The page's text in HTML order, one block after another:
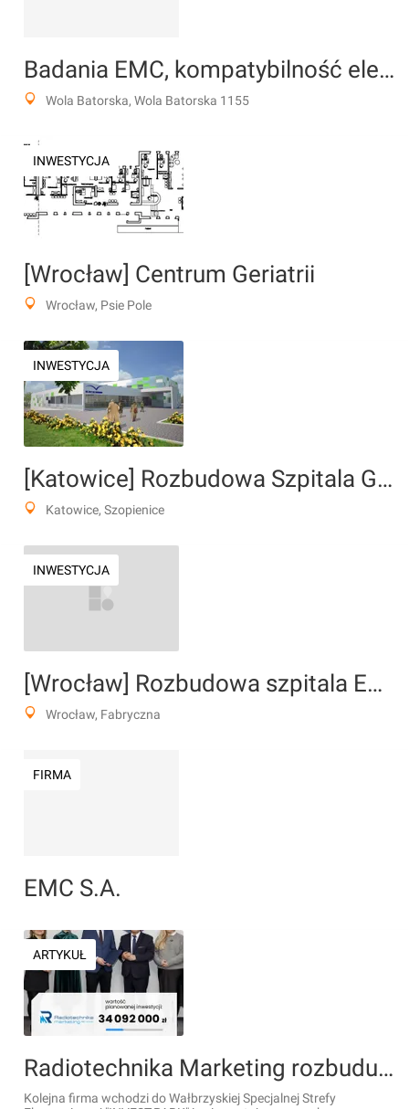
Badania EMC, kompatybilność elektromagnetyczna - EMCSolution
Wola Batorska, Wola Batorska 1155
INWESTYCJA
[Wrocław] Centrum Geriatrii
Wrocław, Psie Pole
INWESTYCJA
[Katowice] Rozbudowa Szpitala Geriatrycznego im. Jana Pawła II
Katowice, Szopienice
INWESTYCJA
[Wrocław] Rozbudowa szpitala EuroMediCare przy Pilczyckiej
Wrocław, Fabryczna
FIRMA
EMC S.A.
ARTYKUŁ
Radiotechnika Marketing rozbuduje fabrykę na Dolnym Śląsku
Kolejna firma wchodzi do Wałbrzyskiej Specjalnej Strefy